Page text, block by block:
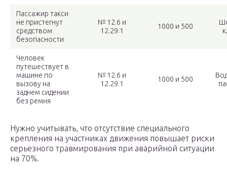
Пассажир такси
не пристегнут
средством
безопасности
№ 12.6 и
12.29.1
1000 и 500
Человек
путешествует в
машине по
вызову на
заднем сидении
без ремня
№ 12.6 и
12.29.1
1000 и 500
Нужно учитывать, что отсутствие специального
крепления на участниках движения повышает риски
серьезного травмирования при аварийной ситуации
на 70%.